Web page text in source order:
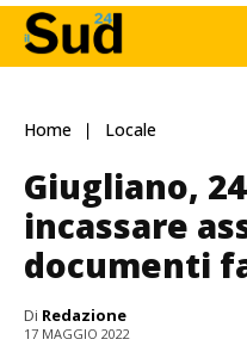
Home Locale
Giugliano,
incassare
documenti
Di Redazione
17 MAGGIO 2022